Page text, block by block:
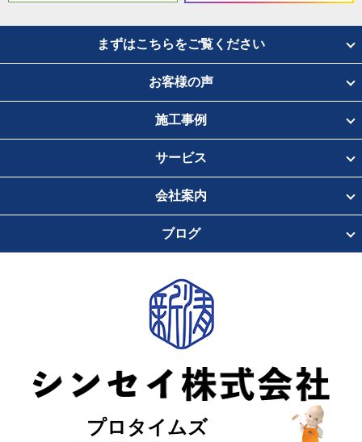
まずはこちらをご覧ください
お客様の声
施工事例
サービス
会社案内
ブログ
プロタイムズ